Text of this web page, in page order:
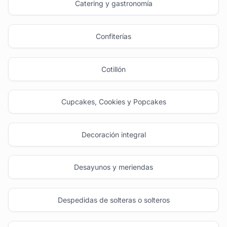
Catering y gastronomía
Confiterías
Cotillón
Cupcakes, Cookies y Popcakes
Decoración integral
Desayunos y meriendas
Despedidas de solteras o solteros